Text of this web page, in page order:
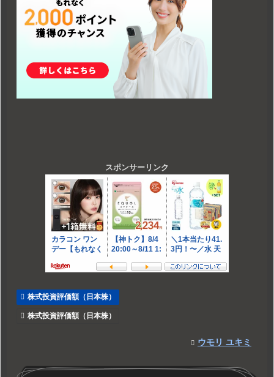
スポンサーリンク
株式投資評価額（日本株）
株式投資評価額（日本株）
ウモリ ユキミ